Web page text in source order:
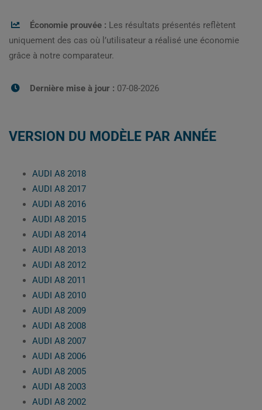
Économie prouvée : Les résultats présentés reflètent
uniquement des cas où l’utilisateur a réalisé une économie
grâce à notre comparateur.
Dernière mise à jour : 07-08-2026
VERSION DU MODÈLE PAR ANNÉE
AUDI A8 2018
AUDI A8 2017
AUDI A8 2016
AUDI A8 2015
AUDI A8 2014
AUDI A8 2013
AUDI A8 2012
AUDI A8 2011
AUDI A8 2010
AUDI A8 2009
AUDI A8 2008
AUDI A8 2007
AUDI A8 2006
AUDI A8 2005
AUDI A8 2003
AUDI A8 2002